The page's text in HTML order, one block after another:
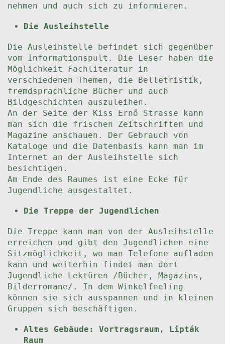
nehmen und auch sich zu informieren.
Die Ausleihstelle
Die Ausleihstelle befindet sich gegenüber
vom Informationspult. Die Leser haben die
Möglichkeit Fachliteratur in
verschiedenen Themen, die Belletristik,
fremdsprachliche Bücher und auch
Bildgeschichten auszuleihen.
An der Seite der Kiss Ernő Strasse kann
man sich die frischen Zeitschriften und
Magazine anschauen. Der Gebrauch von
Kataloge und die Datenbasis kann man im
Internet an der Ausleihstelle sich
besichtigen.
Am Ende des Raumes ist eine Ecke für
Jugendliche ausgestaltet.
Die Treppe der Jugendlichen
Die Treppe kann man von der Ausleihstelle
erreichen und gibt den Jugendlichen eine
Sitzmöglichkeit, wo man Telefone aufladen
kann und weiterhin findet man dort
Jugendliche Lektüren /Bücher, Magazins,
Bilderromane/. In dem Winkelfeeling
können sie sich ausspannen und in kleinen
Gruppen sich beschäftigen.
Altes Gebäude: Vortragsraum, Lipták
Raum